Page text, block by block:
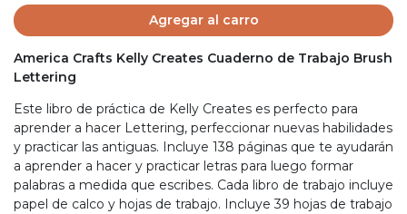
Agregar al carro
America Crafts Kelly Creates Cuaderno de Trabajo Brush
Lettering
Este libro de práctica de Kelly Creates es perfecto para
aprender a hacer Lettering, perfeccionar nuevas habilidades
y practicar las antiguas. Incluye 138 páginas que te ayudarán
a aprender a hacer y practicar letras para luego formar
palabras a medida que escribes. Cada libro de trabajo incluye
papel de calco y hojas de trabajo. Incluye 39 hojas de trabajo